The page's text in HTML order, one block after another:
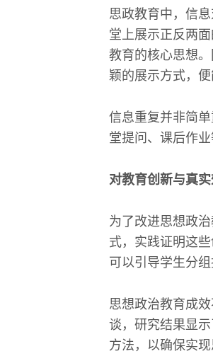
思政教育中，信
堂上展示正反两
教育的核心思想
颖的展示方式，便
信息重复并非简
堂提问、课后作
对教育创新与真
为了改进思想政
式，实践证明这
可以引导学生分
思想政治教育成
谈，研究结果显
方法，以确保实